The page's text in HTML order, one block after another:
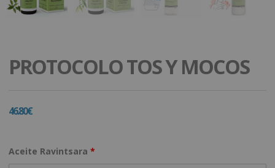
PROTOCOLO TOS Y MOCOS
46.80€
Aceite Ravintsara